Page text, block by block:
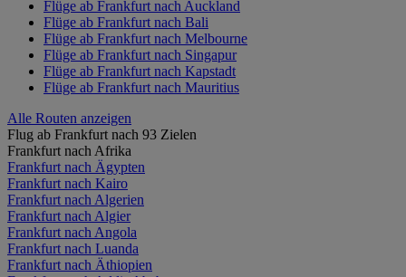
Flüge ab Frankfurt nach Auckland
Flüge ab Frankfurt nach Bali
Flüge ab Frankfurt nach Melbourne
Flüge ab Frankfurt nach Singapur
Flüge ab Frankfurt nach Kapstadt
Flüge ab Frankfurt nach Mauritius
Alle Routen anzeigen
Flug ab Frankfurt nach 93 Zielen
Frankfurt nach Afrika
Frankfurt nach Ägypten
Frankfurt nach Kairo
Frankfurt nach Algerien
Frankfurt nach Algier
Frankfurt nach Angola
Frankfurt nach Luanda
Frankfurt nach Äthiopien